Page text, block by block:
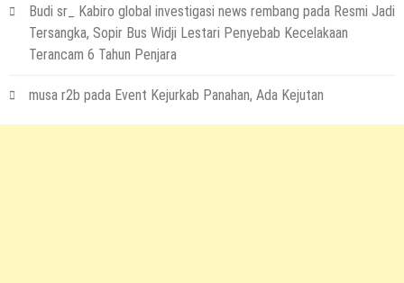
Budi sr_ Kabiro global investigasi news rembang pada Resmi Jadi
Tersangka, Sopir Bus Widji Lestari Penyebab Kecelakaan
Terancam 6 Tahun Penjara
musa r2b pada Event Kejurkab Panahan, Ada Kejutan